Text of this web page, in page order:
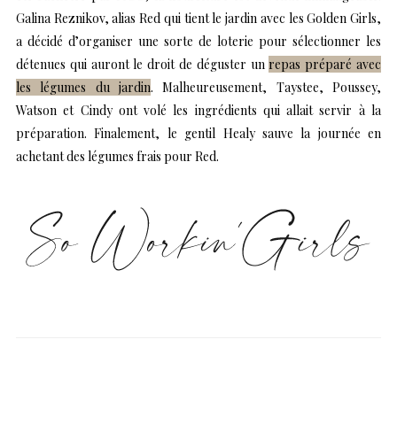
Galina Reznikov, alias Red qui tient le jardin avec les Golden Girls,
a décidé d’organiser une sorte de loterie pour sélectionner les
détenues qui auront le droit de déguster un repas préparé avec
les légumes du jardin. Malheureusement, Taystee, Poussey,
Watson et Cindy ont volé les ingrédients qui allait servir à la
préparation. Finalement, le gentil Healy sauve la journée en
achetant des légumes frais pour Red.